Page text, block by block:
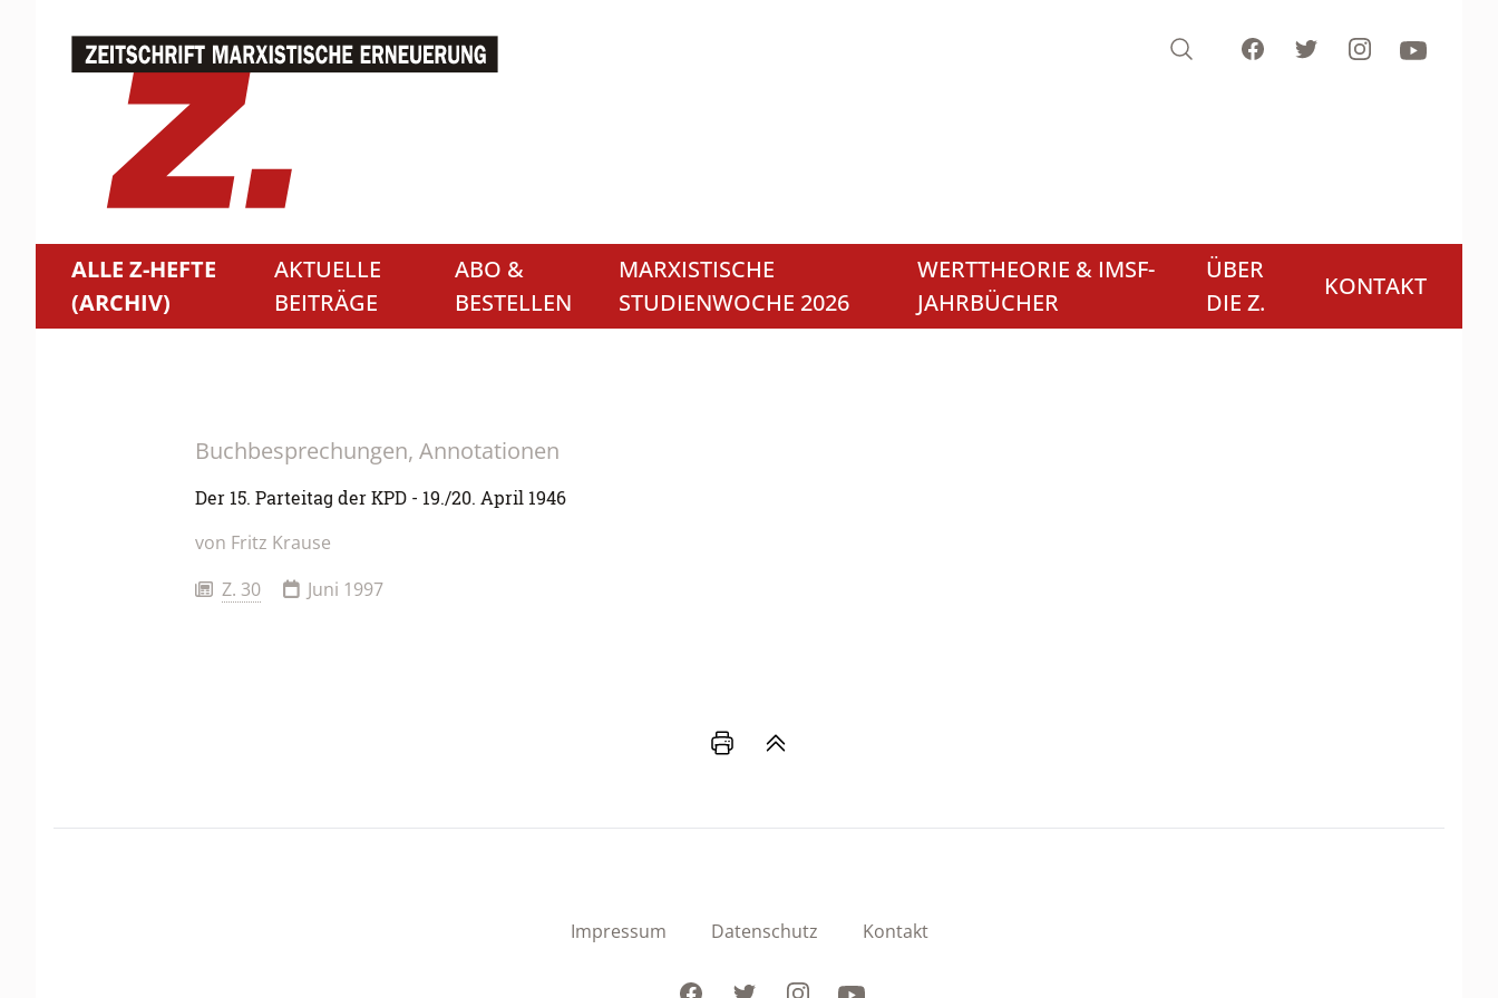
Search FacebookTwitterInstagramYoutube
ALLE Z-HEFTE
(ARCHIV)
AKTUELLE
BEITRÄGE
ABO &
BESTELLEN
MARXISTISCHE
STUDIENWOCHE 2026
WERTTHEORIE & IMSF-
JAHRBÜCHER
ÜBER
DIE Z.
KONTAKT
Buchbesprechungen, Annotationen
Der 15. Parteitag der KPD - 19./20. April 1946
von Fritz Krause
Z. 30
Juni 1997
Impressum Datenschutz Kontakt
FacebookTwitterInstagramYoutube